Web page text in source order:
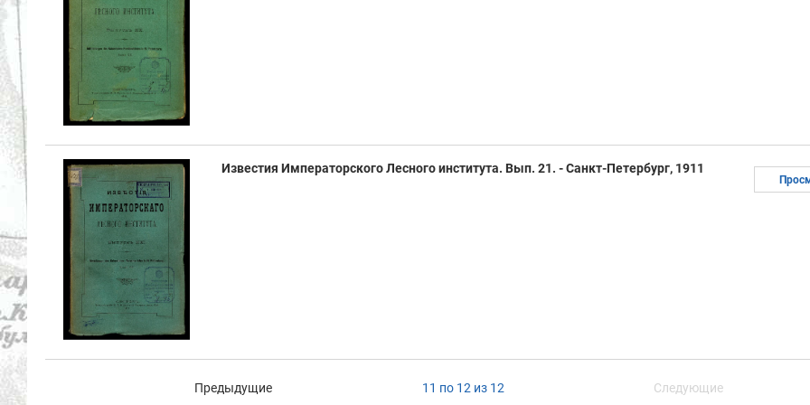
Известия Императорского Лесного института. Вып. 21. - Санкт-Петербург, 1911
Предыдущие 11 по 12 из 12 Следующие